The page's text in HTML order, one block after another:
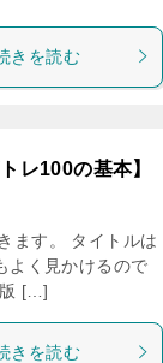
きを読む
レ100の基本】
ます。 タイトルは
よく見かけるので
版 […]
きを読む